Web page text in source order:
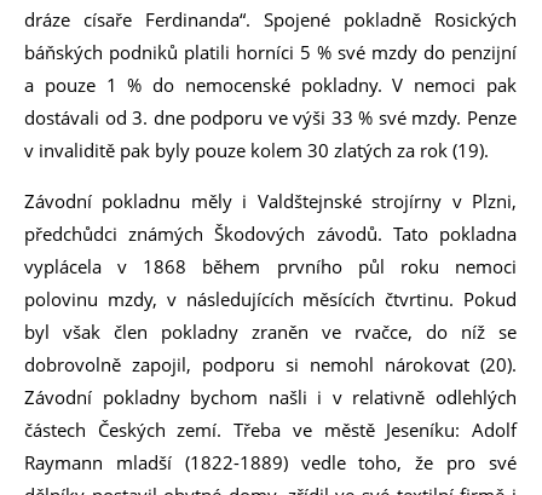
dráze císaře Ferdinanda“. Spojené pokladně Rosických
báňských podniků platili horníci 5 % své mzdy do penzijní
a pouze 1 % do nemocenské pokladny. V nemoci pak
dostávali od 3. dne podporu ve výši 33 % své mzdy. Penze
v invaliditě pak byly pouze kolem 30 zlatých za rok (19).
Závodní pokladnu měly i Valdštejnské strojírny v Plzni,
předchůdci známých Škodových závodů. Tato pokladna
vyplácela v 1868 během prvního půl roku nemoci
polovinu mzdy, v následujících měsících čtvrtinu. Pokud
byl však člen pokladny zraněn ve rvačce, do níž se
dobrovolně zapojil, podporu si nemohl nárokovat (20).
Závodní pokladny bychom našli i v relativně odlehlých
částech Českých zemí. Třeba ve městě Jeseníku: Adolf
Raymann mladší (1822-1889) vedle toho, že pro své